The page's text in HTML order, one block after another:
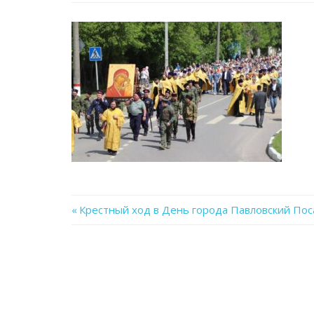
Previous
Крестный ход в День города Павловский